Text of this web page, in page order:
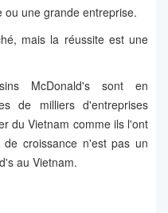
ou une grande entreprise.
mais la réussite est une
McDonald's sont en
de milliers d'entreprises
du Vietnam comme ils l'ont
croissance n'est pas un
au Vietnam.